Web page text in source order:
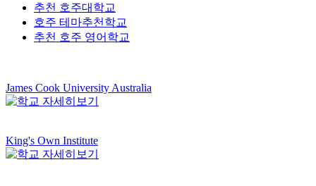
추천 호주대학교
호주 테마추천학교
추천 호주 영어학교
James Cook University Australia
King's Own Institute